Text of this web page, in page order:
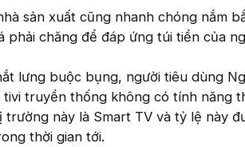
sản xuất cũng nhanh chóng nắm
phải chăng để đáp ứng túi tiền của
lưng buộc bụng, người tiêu dùng
tivi truyền thống không có tính năng
trường này là Smart TV và tỷ lệ này
thời gian tới.